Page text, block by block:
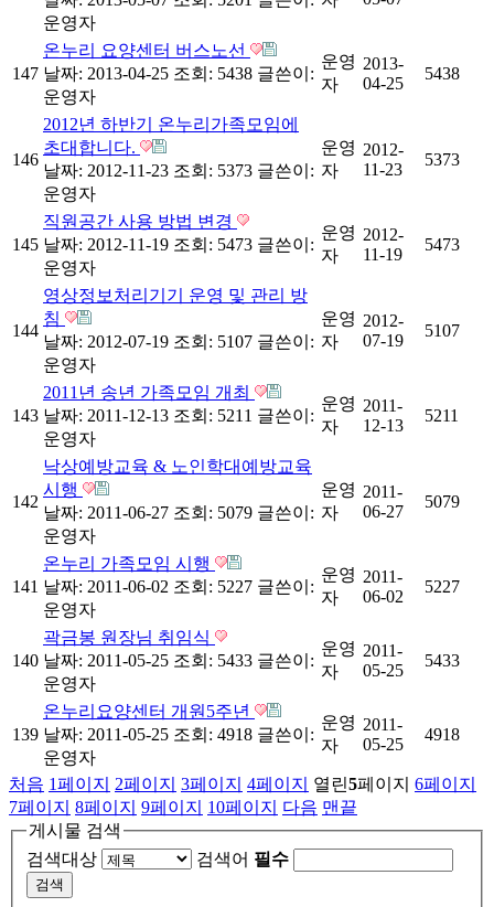
운영자
147
온누리 요양센터 버스노선
날짜: 2013-04-25 조회: 5438 글쓴이:
운영자
운영
자
2013-
04-25
5438
146
2012년 하반기 온누리가족모임에
초대합니다.
날짜: 2012-11-23 조회: 5373 글쓴이:
운영자
운영
자
2012-
11-23
5373
145
직원공간 사용 방법 변경
날짜: 2012-11-19 조회: 5473 글쓴이:
운영자
운영
자
2012-
11-19
5473
144
영상정보처리기기 운영 및 관리 방
침
날짜: 2012-07-19 조회: 5107 글쓴이:
운영자
운영
자
2012-
07-19
5107
143
2011년 송년 가족모임 개최
날짜: 2011-12-13 조회: 5211 글쓴이:
운영자
운영
자
2011-
12-13
5211
142
낙상예방교육 & 노인학대예방교육
시행
날짜: 2011-06-27 조회: 5079 글쓴이:
운영자
운영
자
2011-
06-27
5079
141
온누리 가족모임 시행
날짜: 2011-06-02 조회: 5227 글쓴이:
운영자
운영
자
2011-
06-02
5227
140
곽금봉 원장님 취임식
날짜: 2011-05-25 조회: 5433 글쓴이:
운영자
운영
자
2011-
05-25
5433
139
온누리요양센터 개원5주년
날짜: 2011-05-25 조회: 4918 글쓴이:
운영자
운영
자
2011-
05-25
4918
처음 1페이지 2페이지 3페이지 4페이지 열린5페이지 6페이지
7페이지 8페이지 9페이지 10페이지 다음 맨끝
게시물 검색
검색대상
검색어 필수